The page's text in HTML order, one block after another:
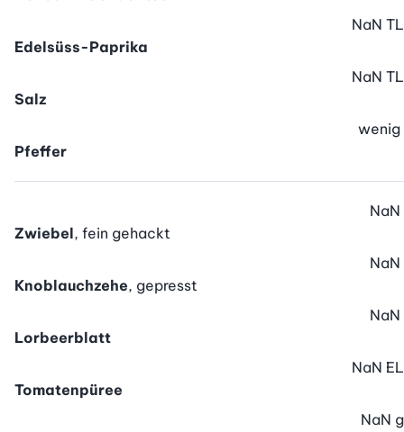
Edelsüss-Paprika
NaN TL
Salz
NaN TL
Pfeffer
wenig
Zwiebel, fein gehackt
NaN
Knoblauchzehe, gepresst
NaN
Lorbeerblatt
NaN
Tomatenpüree
NaN EL
NaN g